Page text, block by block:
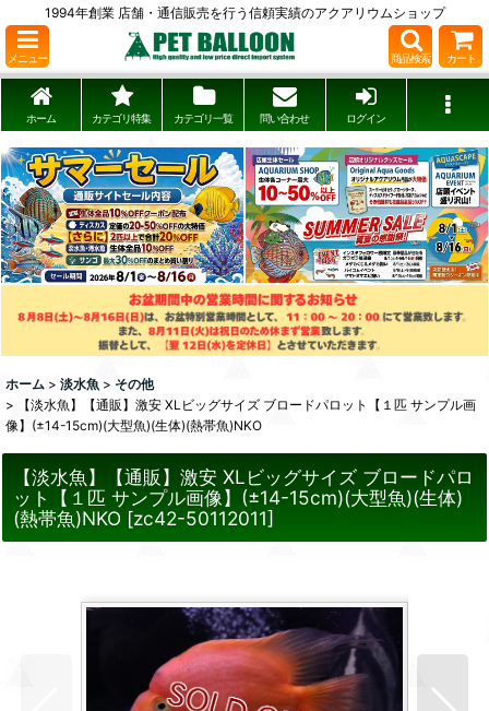
1994年創業 店舗・通信販売を行う信頼実績のアクアリウムショップ
メニュー 商品検索 カート
ホーム カテゴリ特集 カテゴリ一覧 問い合わせ ログイン
ホーム > 淡水魚 > その他
>
【淡水魚】【通販】激安 XLビッグサイズ ブロードパロット【１匹 サンプル画
像】(±14-15cm)(大型魚)(生体)(熱帯魚)NKO
【淡水魚】【通販】激安 XLビッグサイズ ブロードパロ
ット【１匹 サンプル画像】(±14-15cm)(大型魚)(生体)
(熱帯魚)NKO [zc42-50112011]